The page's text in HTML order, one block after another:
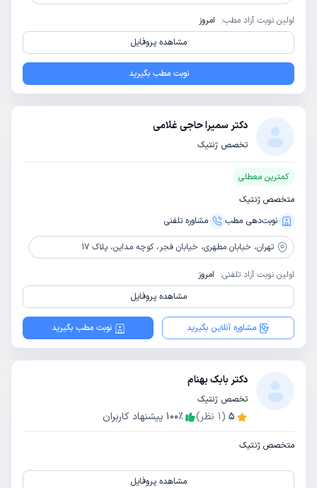
اولین نوبت آزاد مطب: امروز
مشاهده پروفایل
نوبت مطب بگیرید
دکتر سمیرا حاجی غلامی
تخصص ژنتیک
کمترین معطلی
متخصص ژنتیک
نوبت‌دهی مطب
مشاوره‌ تلفنی
تهران، خیابان مطهری، خیابان فجر، کوچه مداین، پلاک 17
اولین نوبت آزاد تلفنی: امروز
مشاهده پروفایل
مشاوره آنلاین بگیرید نوبت مطب بگیرید
دکتر بابک بهنام
تخصص ژنتیک
5
(
1 نظر) 100٪ پیشنهاد کاربران
متخصص ژنتیک
مشاهده پروفایل